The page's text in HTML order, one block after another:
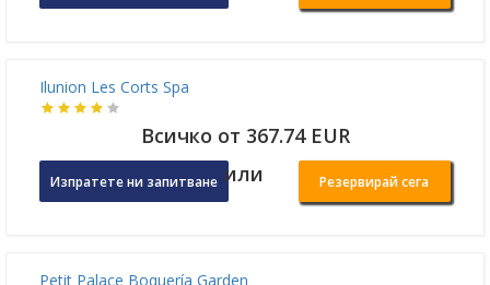
Изпратете ни запитване
Ilunion Les Corts Spa
Изпратете ни запитване